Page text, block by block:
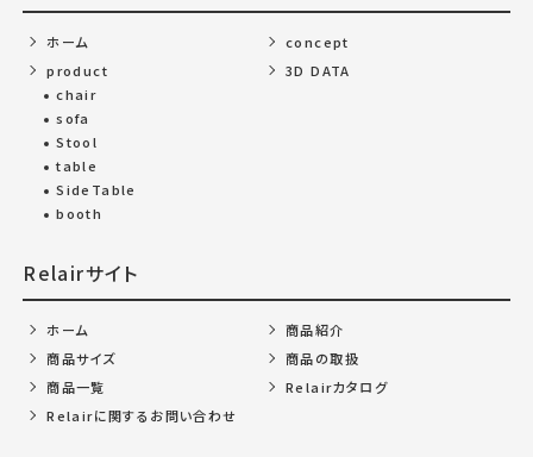
ホーム
concept
product
chair
sofa
Stool
table
SideTable
booth
3D DATA
Relairサイト
ホーム
商品紹介
商品サイズ
商品の取扱
商品一覧
Relairカタログ
Relairに関するお問い合わせ